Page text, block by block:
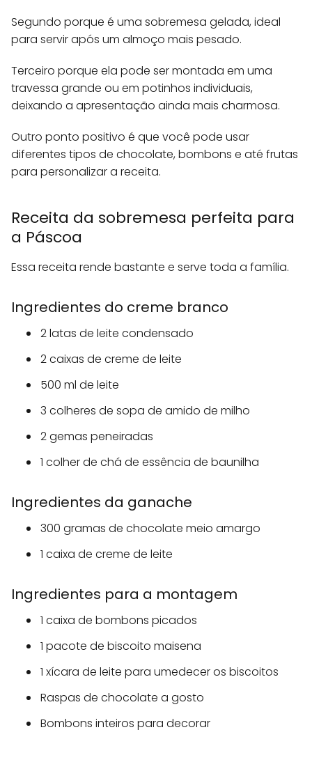
Segundo porque é uma sobremesa gelada, ideal
para servir após um almoço mais pesado.
Terceiro porque ela pode ser montada em uma
travessa grande ou em potinhos individuais,
deixando a apresentação ainda mais charmosa.
Outro ponto positivo é que você pode usar
diferentes tipos de chocolate, bombons e até frutas
para personalizar a receita.
Receita da sobremesa perfeita para
a Páscoa
Essa receita rende bastante e serve toda a família.
Ingredientes do creme branco
2 latas de leite condensado
2 caixas de creme de leite
500 ml de leite
3 colheres de sopa de amido de milho
2 gemas peneiradas
1 colher de chá de essência de baunilha
Ingredientes da ganache
300 gramas de chocolate meio amargo
1 caixa de creme de leite
Ingredientes para a montagem
1 caixa de bombons picados
1 pacote de biscoito maisena
1 xícara de leite para umedecer os biscoitos
Raspas de chocolate a gosto
Bombons inteiros para decorar